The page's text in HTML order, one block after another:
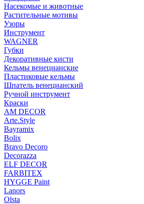
Насекомые и животные
Растительные мотивы
Узоры
Инструмент
WAGNER
Губки
Декоративные кисти
Кельмы венецианские
Пластиковые кельмы
Шпатель венецианский
Ручной инструмент
Краски
AM DECOR
Arte.Style
Bayramix
Bolix
Bravo Decoro
Decorazza
ELF DECOR
FARBITEX
HYGGE Paint
Lanors
Olsta